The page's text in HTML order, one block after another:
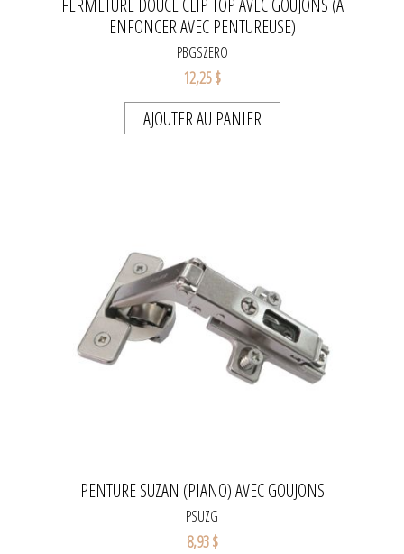
FERMETURE DOUCE CLIP TOP AVEC GOUJONS (À
ENFONCER AVEC PENTUREUSE)
PBGSZERO
12,25 $
AJOUTER AU PANIER
PENTURE SUZAN (PIANO) AVEC GOUJONS
PSUZG
8,93 $